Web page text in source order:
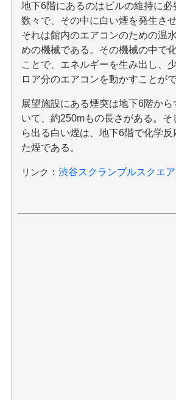
地下6階にあるのはビルの維持に必
数々で、その中に白い煙を発生さ
それは館内のエアコンのための温
めの機械である。その機械の中で
ことで、エネルギーを生み出し、
ロア分のエアコンを動かすことがで
展望施設にある煙突は地下6階から
いて、約250mもの長さがある。そ
ら出る白い煙は、地下6階で化学
た煙である。
リンク ： 渋谷スクランブルスクエア